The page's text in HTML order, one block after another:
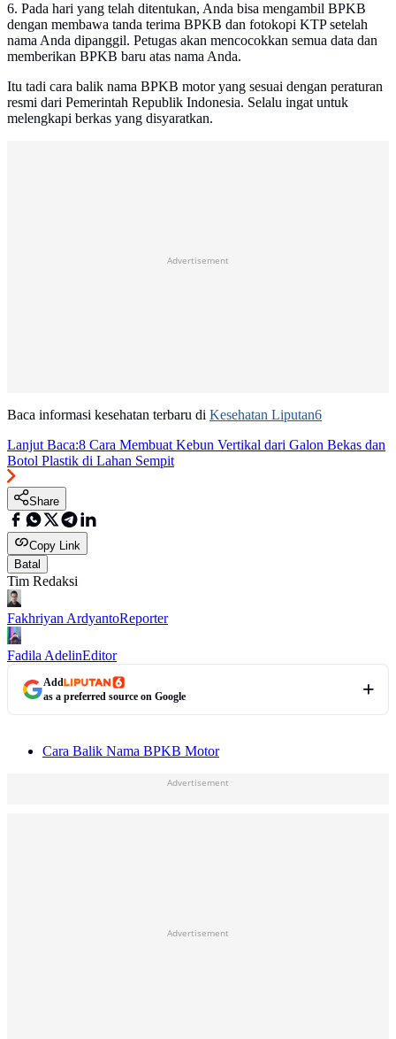
6. Pada hari yang telah ditentukan, Anda bisa mengambil BPKB
dengan membawa tanda terima BPKB dan fotokopi KTP setelah
nama Anda dipanggil. Petugas akan mencocokkan semua data dan
memberikan BPKB baru atas nama Anda.
Itu tadi cara balik nama BPKB motor yang sesuai dengan peraturan
resmi dari Pemerintah Republik Indonesia. Selalu ingat untuk
melengkapi berkas yang disyaratkan.
Advertisement
Baca informasi kesehatan terbaru di Kesehatan Liputan6
Lanjut Baca:8 Cara Membuat Kebun Vertikal dari Galon Bekas dan
Botol Plastik di Lahan Sempit
Share
Copy Link
Batal
Tim Redaksi
Fakhriyan ArdyantoReporter
Fadila AdelinEditor
Add
as a preferred source on Google
Cara Balik Nama BPKB Motor
Advertisement
Advertisement